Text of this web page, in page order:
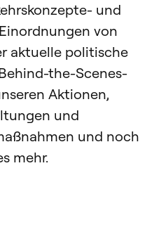
und
von
aktuelle politische
the-Scenes-
Aktionen,
und
und noch
mehr.